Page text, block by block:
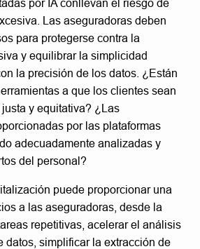
por IA conllevan el riesgo de
Las aseguradoras deben
para protegerse contra la
y equilibrar la simplicidad
la precisión de los datos. ¿Están
a que los clientes sean
y equitativa? ¿Las
por las plataformas
adecuadamente analizadas y
del personal?
puede proporcionar una
a las aseguradoras, desde la
repetitivas, acelerar el análisis
datos, simplificar la extracción de